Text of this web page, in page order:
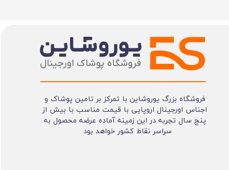
فروشگاه بزرگ یوروشاین با تمرکز بر تامین پوشاک و
اجناس اورجینال اروپایی با قیمت مناسب با بیش از
پنج سال تجربه در این زمینه آماده عرضه محصول به
سراسر نقاط کشور خواهد بود